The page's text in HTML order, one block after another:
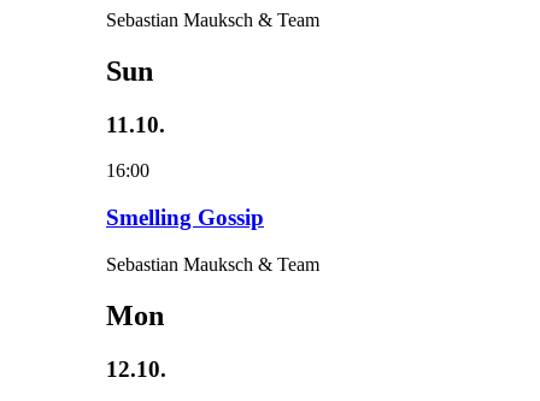
Sebastian Mauksch & Team
Sun
11.10.
16:00
Smelling Gossip
Sebastian Mauksch & Team
Mon
12.10.